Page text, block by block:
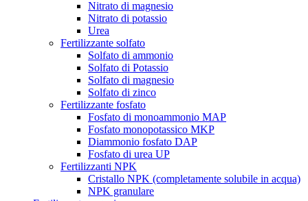
Nitrato di magnesio
Nitrato di potassio
Urea
Fertilizzante solfato
Solfato di ammonio
Solfato di Potassio
Solfato di magnesio
Solfato di zinco
Fertilizzante fosfato
Fosfato di monoammonio MAP
Fosfato monopotassico MKP
Diammonio fosfato DAP
Fosfato di urea UP
Fertilizzanti NPK
Cristallo NPK (completamente solubile in acqua)
NPK granulare